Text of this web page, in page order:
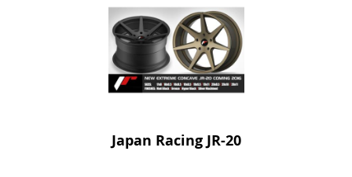
Japan Racing JR-20